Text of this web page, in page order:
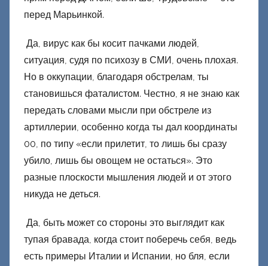
перед Марьинкой.
Да, вирус как бы косит пачками людей,
ситуация, судя по психозу в СМИ, очень плохая.
Но в оккупации, благодаря обстрелам, ты
становишься фаталистом. Честно, я не знаю как
передать словами мысли при обстреле из
артиллерии, особенно когда ты дал координаты
00, по типу «если прилетит, то лишь бы сразу
убило, лишь бы овощем не остаться». Это
разные плоскости мышления людей и от этого
никуда не деться.
Да, быть может со стороны это выглядит как
тупая бравада, когда стоит поберечь себя, ведь
есть примеры Италии и Испании, но бля, если